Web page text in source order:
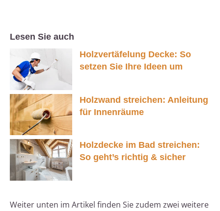
Lesen Sie auch
Holzvertäfelung Decke: So
setzen Sie Ihre Ideen um
Holzwand streichen: Anleitung
für Innenräume
Holzdecke im Bad streichen:
So geht’s richtig & sicher
Weiter unten im Artikel finden Sie zudem zwei weitere